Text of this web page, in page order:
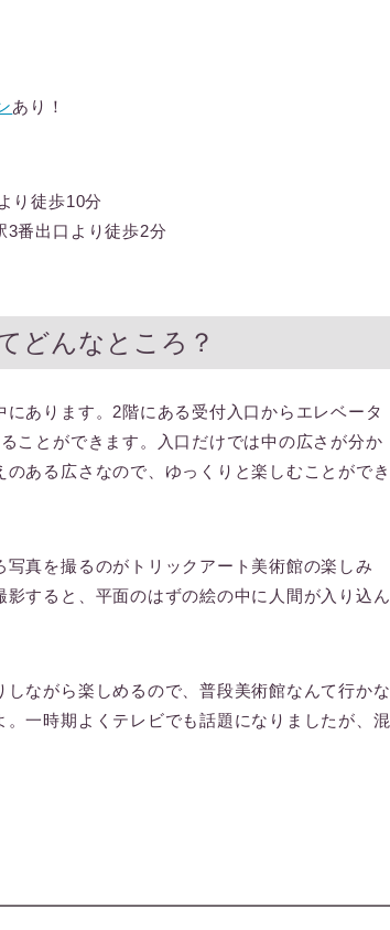
あり！
り徒歩10分
3番出口より徒歩2分
どんなところ？
あります。2階にある受付入口からエレベータ
ことができます。入口だけでは中の広さが分か
ある広さなので、ゆっくりと楽しむことができ
真を撮るのがトリックアート美術館の楽しみ
すると、平面のはずの絵の中に人間が入り込ん
ながら楽しめるので、普段美術館なんて行かな
一時期よくテレビでも話題になりましたが、混